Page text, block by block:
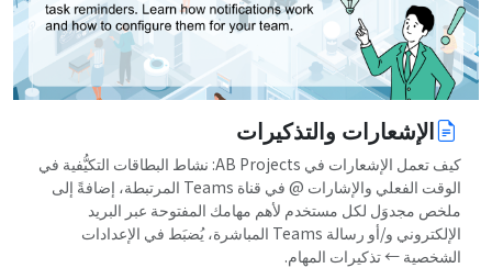
الإشعارات والتذكيرات
كيف تعمل الإشعارات في AB Projects: نشاط البطاقات التكيُّفية في
الوقت الفعلي والإشارات @ في قناة Teams المرتبطة، إضافةً إلى
ملخص مجدوَل لكل مستخدم لأهم مهامك المفتوحة عبر البريد
الإلكتروني و/أو رسالة Teams المباشرة، يُضبَط في الإعدادات
الشخصية ← تذكيرات المهام.